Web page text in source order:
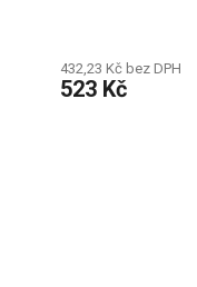
432,23 Kč bez DPH
523 Kč